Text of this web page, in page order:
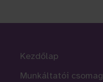
Kezdőlap
Munkáltatói csomag